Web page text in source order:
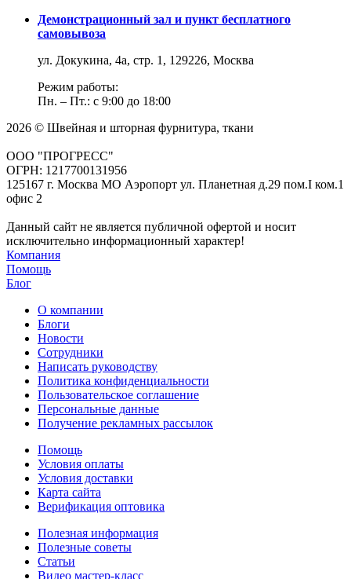
Демонстрационный зал и пункт бесплатного
самовывоза
ул. Докукина, 4а, стр. 1, 129226, Москва
Режим работы:
Пн. – Пт.: с 9:00 до 18:00
2026 © Швейная и шторная фурнитура, ткани
ООО "ПРОГРЕСС"
ОГРН: 1217700131956
125167 г. Москва МО Аэропорт ул. Планетная д.29 пом.I ком.1
офис 2
Данный сайт не является публичной офертой и носит
исключительно информационный характер!
Компания
Помощь
Блог
О компании
Блоги
Новости
Сотрудники
Написать руководству
Политика конфиденциальности
Пользовательское соглашение
Персональные данные
Получение рекламных рассылок
Помощь
Условия оплаты
Условия доставки
Карта сайта
Верификация оптовика
Полезная информация
Полезные советы
Статьи
Видео мастер-класс